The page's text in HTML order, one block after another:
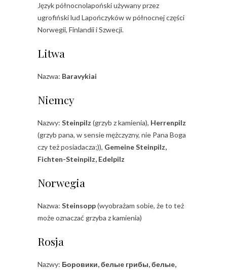
Język północnolapoński używany przez
ugrofiński lud Lapończyków w północnej części
Norwegii, Finlandii i Szwecji.
Litwa
Nazwa: Baravykiai
Niemcy
Nazwy: Steinpilz (grzyb z kamienia), Herrenpilz
(grzyb pana, w sensie mężczyzny, nie Pana Boga
czy też posiadacza;)), Gemeine Steinpilz,
Fichten-Steinpilz, Edelpilz
Norwegia
Nazwa: Steinsopp(wyobrażam sobie, że to też
może oznaczać grzyba z kamienia)
Rosja
Nazwy: Боровики, белыe грибы, белыe,